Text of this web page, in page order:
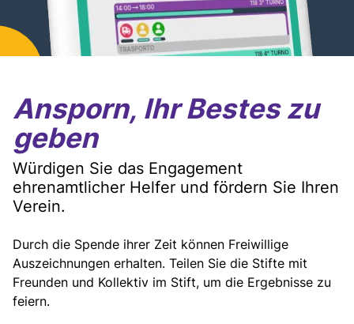
Ansporn, Ihr Bestes zu
geben
Würdigen Sie das Engagement
ehrenamtlicher Helfer und fördern Sie Ihren
Verein.
Durch die Spende ihrer Zeit können Freiwillige
Auszeichnungen erhalten. Teilen Sie die Stifte mit
Freunden und Kollektiv im Stift, um die Ergebnisse zu
feiern.